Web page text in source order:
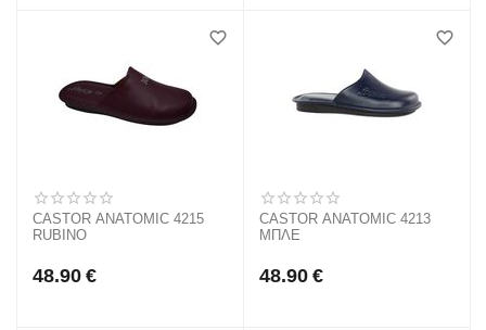
CASTOR ANATOMIC 4215
RUBINO
48.90 €
CASTOR ANATOMIC 4213
ΜΠΛΕ
48.90 €